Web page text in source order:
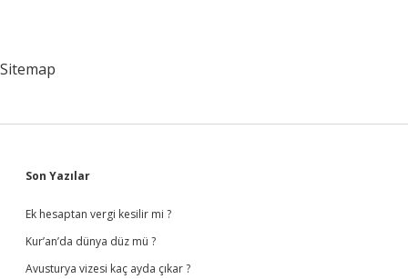
Sitemap
Sidebar
Son Yazılar
Ek hesaptan vergi kesilir mi ?
Kur’an’da dünya düz mü ?
Avusturya vizesi kaç ayda çıkar ?